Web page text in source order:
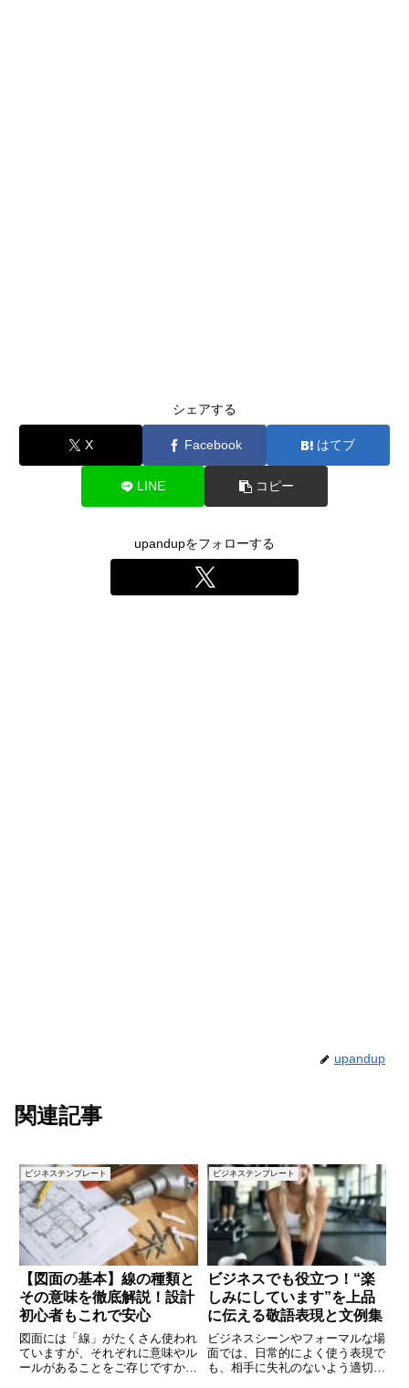
シェアする
X Facebook はてブ
LINE コピー
upandupをフォローする
upandup
関連記事
ビジネステンプレート
【図面の基本】線の種類と
その意味を徹底解説！設計
初心者もこれで安心
図面には「線」がたくさん使われ
ていますが、それぞれに意味やル
ールがあることをご存じですか？
ビジネステンプレート
ビジネスでも役立つ！“楽
しみにしています”を上品
に伝える敬語表現と文例集
ビジネスシーンやフォーマルな場
面では、日常的によく使う表現で
も、相手に失礼のないよう適切な